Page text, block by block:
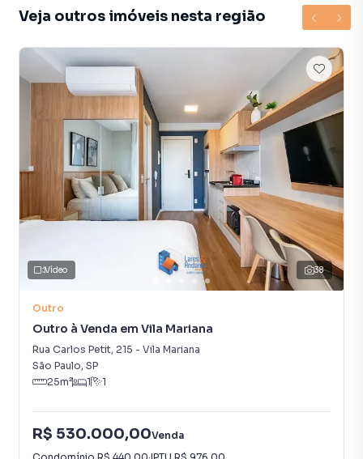
Veja outros imóveis nesta região
38
Vídeo
Outro
Outro à Venda em Vila Mariana
Rua Carlos Petit, 215 - Vila Mariana
São Paulo, SP
25m² 1 1
R$ 530.000,00Venda
Condomínio R$ 440,00·IPTU R$ 976,00